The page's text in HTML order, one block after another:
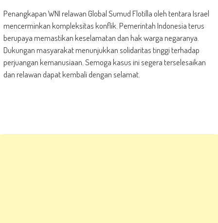
Penangkapan WNI relawan Global Sumud Flotilla oleh tentara Israel
mencerminkan kompleksitas konflik. Pemerintah Indonesia terus
berupaya memastikan keselamatan dan hak warga negaranya.
Dukungan masyarakat menunjukkan solidaritas tinggi terhadap
perjuangan kemanusiaan. Semoga kasus ini segera terselesaikan
dan relawan dapat kembali dengan selamat.